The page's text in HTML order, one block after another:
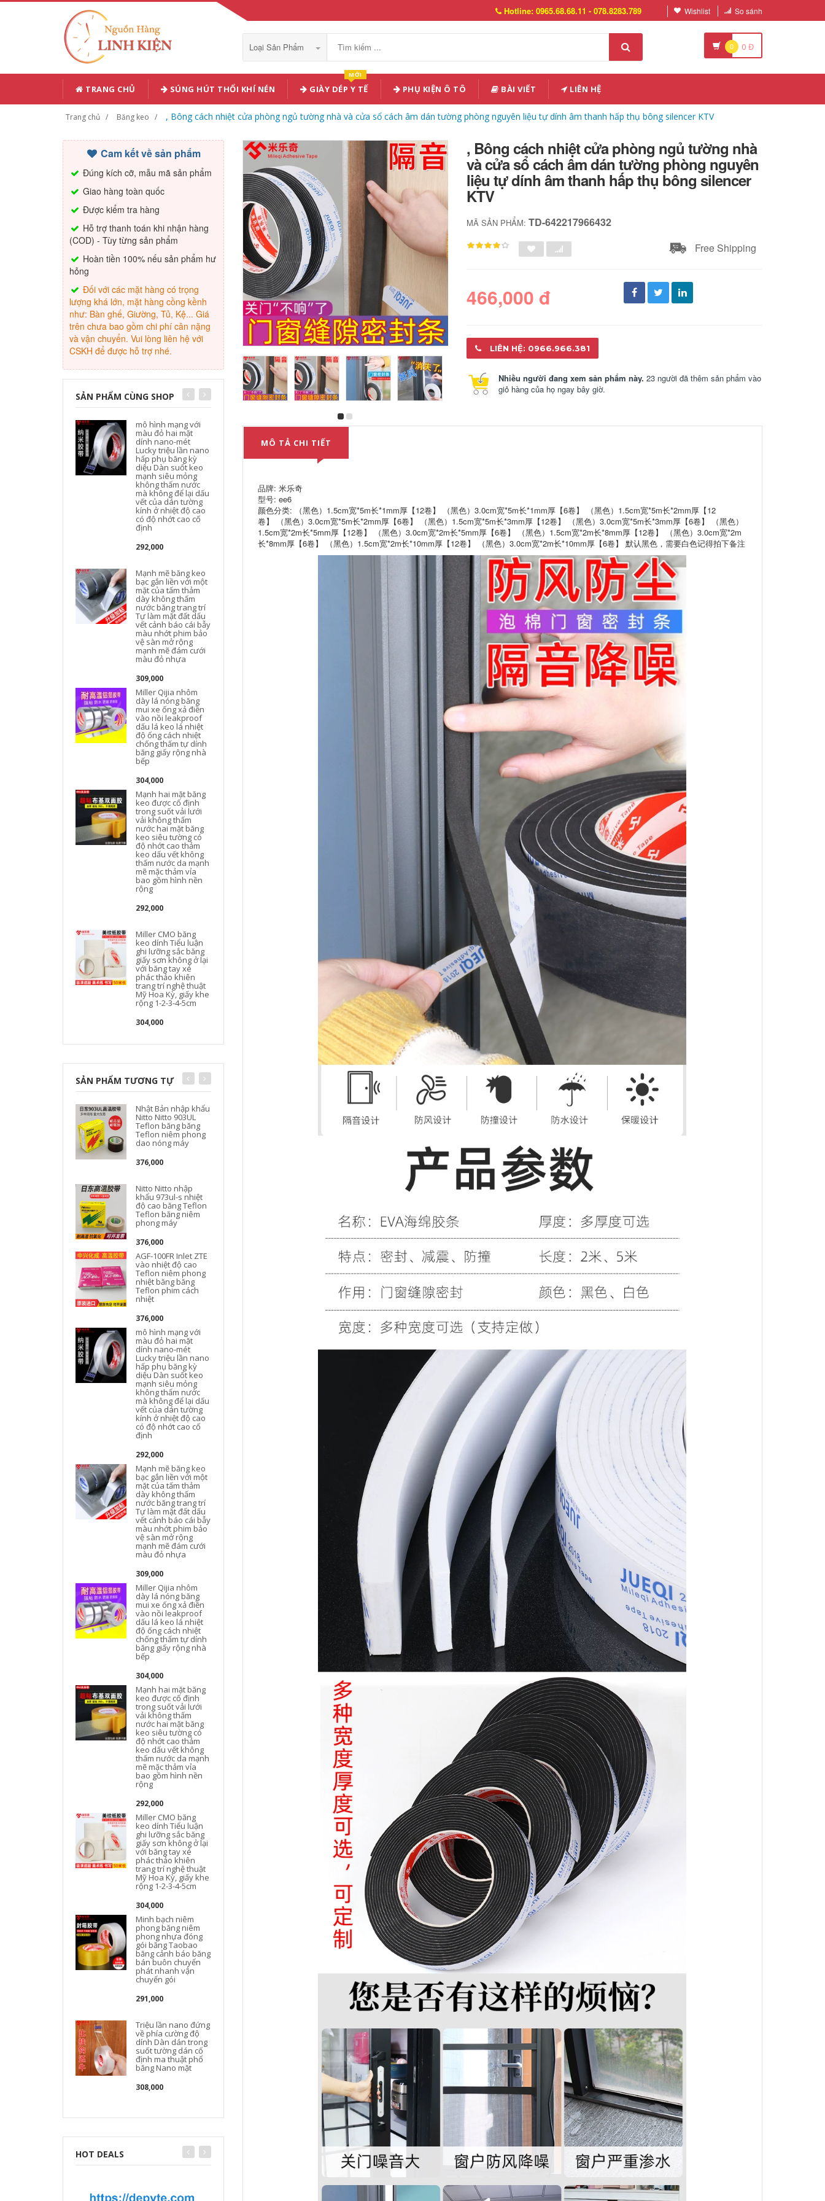
Hotline: 0965.68.68.11 - 078.8283.789 Wishlist So sánh
Loại Sản Phẩm 0 0 Đ
TRANG CHỦ SÚNG HÚT THỔI KHÍ NÉN GIÀY DÉP Y TẾ
MỚI
PHỤ KIỆN Ô TÔ BÀI VIẾT LIÊN HỆ
Trang chủ Băng keo , Bông cách nhiệt cửa phòng ngủ tường nhà và cửa sổ cách âm dán tường phòng nguyên liệu tự dính âm thanh hấp thụ bông silencer KTV
Cam kết về sản phẩm
Đúng kích cỡ, mẫu mã sản phẩm
Giao hàng toàn quốc
Được kiểm tra hàng
Hỗ trợ thanh toán khi nhận hàng
(COD) - Tùy từng sản phẩm
Hoàn tiền 100% nếu sản phẩm hư
hỏng
Đối với các mặt hàng có trọng
lượng khá lớn, mặt hàng cồng kềnh
như: Bàn ghế, Giường, Tủ, Kệ... Giá
trên chưa bao gồm chi phí cân nặng
và vận chuyển. Vui lòng liên hệ với
CSKH để được hỗ trợ nhé.
SẢN PHẨM CÙNG SHOP
mô hình mạng với
màu đỏ hai mặt
dính nano-mét
Lucky triệu lần nano
hấp phụ băng kỳ
diệu Dàn suốt keo
mạnh siêu mỏng
không thấm nước
mà không để lại dấu
vết của dán tường
kính ở nhiệt độ cao
có độ nhớt cao cố
định
292,000
Mạnh mẽ băng keo
bạc gắn liền với một
mặt của tấm thảm
dày không thấm
nước băng trang trí
Tự làm mặt đất dấu
vết cảnh báo cái bẫy
màu nhớt phim bảo
vệ sàn mở rộng
mạnh mẽ đám cưới
màu đỏ nhựa
309,000
Miller Qijia nhôm
dày lá nóng băng
mui xe ống xả điền
vào nồi leakproof
dấu lá keo lá nhiệt
độ ống cách nhiệt
chống thấm tự dính
băng giấy rộng nhà
bếp
304,000
Mạnh hai mặt băng
keo được cố định
trong suốt vải lưới
vải không thấm
nước hai mặt băng
keo siêu tường có
độ nhớt cao thảm
keo dấu vết không
thấm nước da mạnh
mẽ mặc thảm vỉa
bao gồm hình nền
rộng
292,000
Miller CMO băng
keo dính Tiểu luận
ghi lưỡng sắc băng
giấy sơn không ở lại
với băng tay xé
phác thảo khiên
trang trí nghệ thuật
Mỹ Hoa Kỳ, giấy khe
rộng 1-2-3-4-5cm
304,000
Minh bạch niêm
phong nhựa đóng
băng cảnh báo băng
bán buôn chuyển
chuyển gói
291,000
Triệu lần nano đứng
về phía cường độ
dính Dàn dán trong
suốt tường dán cố
Miller lẻ bếp bồn
không để lại dấu vết
rách-đứng về phía
dư lượng keo dính
357,000
Miller lẻ băng vải
đen một mặt băng
keo bền màu sàn
chống thấm cưới
mạnh mẽ Dàn băng
thảm trang trí diy
xanh lá cây sàn
màu đen vàng dành
Mặt mạnh cánh cửa
đóng dấu chất kết
dính và cửa sổ cửa
sổ cửa rung nhớt
nhiễu tai nạn đệm
tự kết dính xốp đen
băng keo đen cao
độ nhớt và trang trí
màu sơn mặt nạ mặt
Miller lẻ đồng hai
mặt lá băng hướng
dẫn đồng dẫn lá tấm
0.06mm dày vải chịu
lửa đơn dẫn dính
băng thông tín hiệu
băng của lá chắn
tăng cường chiều
SẢN PHẨM TƯƠNG TỰ
Nhật Bản nhập khẩu
Nitto Nitto 903UL
Teflon băng băng
Teflon niêm phong
dao nóng máy
376,000
Nitto Nitto nhập
khẩu 973ul-s nhiệt
độ cao băng Teflon
Teflon băng niêm
phong máy
376,000
AGF-100FR Inlet ZTE
vào nhiệt độ cao
Teflon niêm phong
nhiệt băng băng
Teflon phim cách
nhiệt
376,000
mô hình mạng với
màu đỏ hai mặt
dính nano-mét
Lucky triệu lần nano
hấp phụ băng kỳ
diệu Dàn suốt keo
mạnh siêu mỏng
không thấm nước
mà không để lại dấu
vết của dán tường
kính ở nhiệt độ cao
có độ nhớt cao cố
định
292,000
Mạnh mẽ băng keo
bạc gắn liền với một
mặt của tấm thảm
dày không thấm
nước băng trang trí
Tự làm mặt đất dấu
vết cảnh báo cái bẫy
màu nhớt phim bảo
vệ sàn mở rộng
mạnh mẽ đám cưới
màu đỏ nhựa
309,000
Miller Qijia nhôm
dày lá nóng băng
mui xe ống xả điền
vào nồi leakproof
dấu lá keo lá nhiệt
độ ống cách nhiệt
chống thấm tự dính
băng giấy rộng nhà
bếp
304,000
Mạnh hai mặt băng
keo được cố định
trong suốt vải lưới
vải không thấm
nước hai mặt băng
keo siêu tường có
độ nhớt cao thảm
keo dấu vết không
thấm nước da mạnh
mẽ mặc thảm vỉa
bao gồm hình nền
rộng
292,000
Miller CMO băng
keo dính Tiểu luận
ghi lưỡng sắc băng
giấy sơn không ở lại
với băng tay xé
phác thảo khiên
trang trí nghệ thuật
Mỹ Hoa Kỳ, giấy khe
rộng 1-2-3-4-5cm
304,000
Minh bạch niêm
phong băng niêm
phong nhựa đóng
gói băng Taobao
băng cảnh báo băng
bán buôn chuyển
phát nhanh vận
chuyển gói
291,000
Triệu lần nano đứng
về phía cường độ
dính Dàn dán trong
suốt tường dán cố
định ma thuật phổ
băng Nano mặt
308,000
về phía điện băng tủ
lạnh mô hình cố
nano hấp phụ mạnh
băng keo trong suốt
ma thuật cây gậy
vết của độ nhớt cao
tường kính Leo núi
rách-đứng về phía
Miller lẻ băng vải
keo bền màu sàn
độ nhớt cao băng
chống thấm cưới
mạnh mẽ Dàn băng
thảm trang trí diy
bạc, xanh dương,
xanh lá cây sàn
màu đen vàng dành
Mặt mạnh cánh cửa
đóng dấu chất kết
dính và cửa sổ cửa
sổ cửa rung nhớt
nhiễu tai nạn đệm
tự kết dính xốp đen
băng keo đen cao
độ nhớt và trang trí
màu sơn mặt nạ mặt
nạ giấy băng crepe
mặt lá băng hướng
dẫn đồng dẫn lá tấm
0.06mm dày vải chịu
tường chịu lực móc
cố giường đầu va
chạm sốc đầu tường
tự miếng đệm ổn
định câm Anti-anti-
roll di chuyển vòng
PVC màu đen và
màu vàng nhãn
cảnh báo để cảnh
nhựa đường chuỗi
sàn băng thông
302,000
dán xe dính với dày
bọt xốp Dàn cố định
dính vá băng dính
tường
300,000
Desktop Màu đánh
xác định dòng đóng
băng cảnh báo màu
vàng lăm đỏ vĩnh
màu xanh-màu
xanh lá cây băng
năm 5s set-dash vị
băng băng 6t quản
290,000
Miller Qi Jia eva dày
đen bọt xốp đứng
về phía dải keo dính
của vụ tai nạn bọt
đệm sốc của âm
thanh xe mạnh mẽ
băng dính băng dán
đứng về phía bọt
băng bọt pad
277,000
PET siêu mỏng băng
hai mặt tôn mạnh
mẽ sửa chữa vết
trong suốt nhiệt độ
chống thấm tường
hai mặt sức mạnh
kết dính hai mặt
rộng băng keo mà
không để lại dấu vết
mỏng trong suốt có
độ nhớt cao nặng
băng
289,000
Nano-đứng về phía
dính móc trace
mạnh tường dính
dán bếp đục tường
cắm tường miễn phí
dính lưỡi câu
mà không để lại dấu
băng nano mặt Dàn
magic stick cố định
309,000
Ổ cắm giữ tường
cắm dải tấm dòng
trace xả cố định
trên ổ cắm điện
nano ma thuật hai
mặt băng keo
304,000
Artifact sạc dây
nhận máy tính kèm
điện-line hoàn thiện
giữ khóa Velcro
băng dòng dữ liệu
tổ chức
308,000
Miller lẻ kháng
nhiệt, băng nhiệt độ
cao Goldfinger nâu
3D in dây băng cách
điện quấn polyimide
hàn sóng gum pin
nhiệt băng thông
2cm * 33 mét dài
299,000
HOT DEALS
, Bông cách nhiệt cửa phòng ngủ tường nhà
và cửa sổ cách âm dán tường phòng nguyên
liệu tự dính âm thanh hấp thụ bông silencer
KTV
MÃ SẢN PHẨM:TD-642217966432
Free Shipping
466,000 đ
LIÊN HỆ: 0966.966.381
Nhiều người đang xem sản phẩm này. 23 người đã thêm sản phẩm vào
giỏ hàng của họ ngay bây giờ.
MÔ TẢ CHI TIẾT
品牌: 米乐奇
型号: ee6
颜色分类: （黑色）1.5cm宽*5m长*1mm厚【12卷】 （黑色）3.0cm宽*5m长*1mm厚【6卷】 （黑色）1.5cm宽*5m长*2mm厚【12
卷】 （黑色）3.0cm宽*5m长*2mm厚【6卷】 （黑色）1.5cm宽*5m长*3mm厚【12卷】 （黑色）3.0cm宽*5m长*3mm厚【6卷】 （黑色）
1.5cm宽*2m长*5mm厚【12卷】 （黑色）3.0cm宽*2m长*5mm厚【6卷】 （黑色）1.5cm宽*2m长*8mm厚【12卷】 （黑色）3.0cm宽*2m
长*8mm厚【6卷】 （黑色）1.5cm宽*2m长*10mm厚【12卷】 （黑色）3.0cm宽*2m长*10mm厚【6卷】 默认黑色，需要白色记得拍下备注